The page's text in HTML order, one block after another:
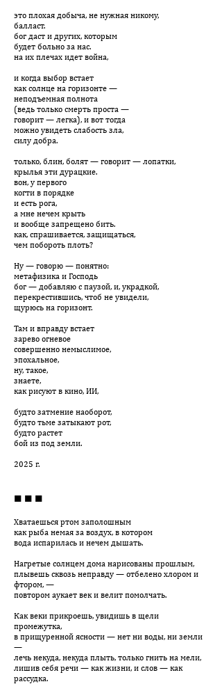
это плохая добыча, не нужная никому,
балласт.
бог даст и других, которым
будет больно за нас.
на их плечах идет война,
и когда выбор встает
как солнце на горизонте —
неподъемная полнота
(ведь только смерть проста —
говорит — легка), и вот тогда
можно увидеть слабость зла,
силу добра.
только, блин, болят — говорит — лопатки,
крылья эти дурацкие.
вон, у первого
когти в порядке
и есть рога,
а мне нечем крыть
и вообще запрещено бить.
как, спрашивается, защищаться,
чем побороть плоть?
Ну — говорю — понятно:
метафизика и Господь
бог — добавляю с паузой, и, украдкой,
перекрестившись, чтоб не увидели,
щурюсь на горизонт.
Там и вправду встает
зарево огневое
совершенно немыслимое,
эпохальное,
ну, такое,
знаете,
как рисуют в кино, ИИ,
будто затмение наоборот,
будто тьме затыкают рот,
будто растет
бой из под земли.
2025 г.
■ ■ ■
Хватаешься ртом заполошным
как рыба немая за воздух, в котором
вода испарилась и нечем дышать.
Нагретые солнцем дома нарисованы прошлым,
плывешь сквозь неправду — отбелено хлором и
фтором, —
повтором аукает век и велит помолчать.
Как веки прикроешь, увидишь в щели
промежутка,
в прищуренной ясности — нет ни воды, ни земли
—
лечь некуда, некуда плыть, только гнить на мели,
лишив себя речи — как жизни, и слов — как
рассудка.